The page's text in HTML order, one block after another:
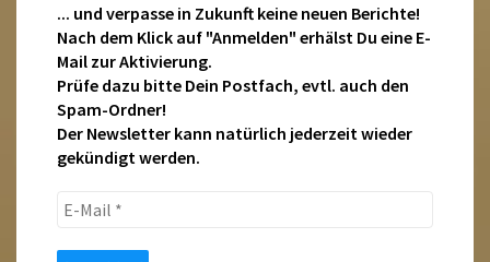
... und verpasse in Zukunft keine neuen Berichte!
Nach dem Klick auf "Anmelden" erhälst Du eine E-
Mail zur Aktivierung.
Prüfe dazu bitte Dein Postfach, evtl. auch den
Spam-Ordner!
Der Newsletter kann natürlich jederzeit wieder
gekündigt werden.
E-
*